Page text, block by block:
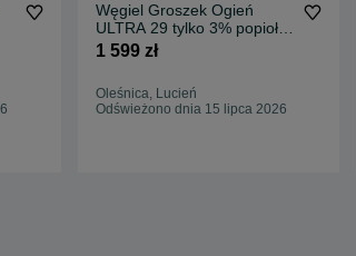
Węgiel Groszek Ogień
ULTRA 29 tylko 3% popiołu
oryginalny wysoka jakość
1 599 zł
Oleśnica, Lucień
Odświeżono dnia 15 lipca 2026